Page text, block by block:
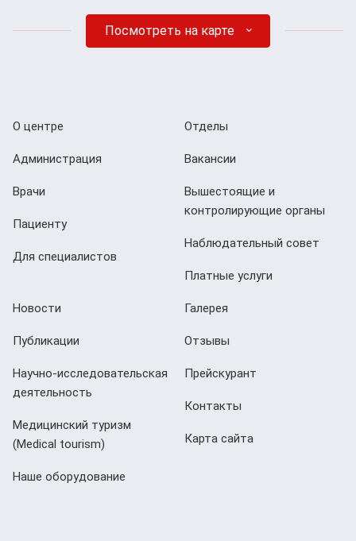
Посмотреть на карте
О центре
Администрация
Врачи
Пациенту
Для специалистов
Отделы
Вакансии
Вышестоящие и
контролирующие органы
Наблюдательный совет
Платные услуги
Новости
Публикации
Научно-исследовательская
деятельность
Медицинский туризм
(Мedical tourism)
Наше оборудование
Галерея
Отзывы
Прейскурант
Контакты
Карта сайта